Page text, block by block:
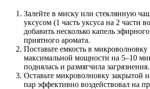
Залейте в миску или стеклянную
уксусом (1 часть уксуса на 2 части
добавить несколько капель
приятного аромата.
Поставьте емкость в микроволновку
максимальной мощности на 5–10
поднялась и размягчила загрязнения.
Оставьте микроволновку закрытой
пар эффективно воздействовал на